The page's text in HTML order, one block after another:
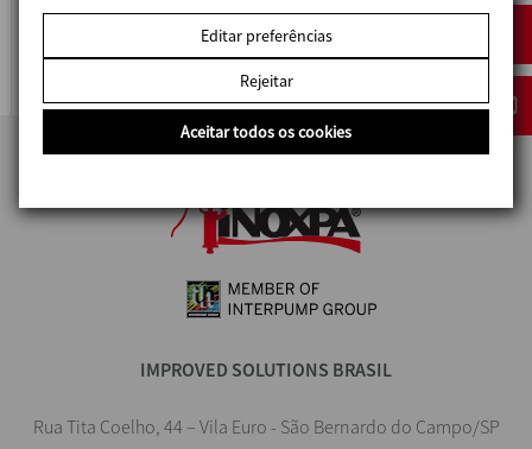
SISTEMA MÓVEL AUTOMÁTICO
IMPROVED SOLUTIONS BRASIL
Rua Tita Coelho, 44 – Vila Euro - São Bernardo do Campo/SP
Editar preferências
Rejeitar
Aceitar todos os cookies